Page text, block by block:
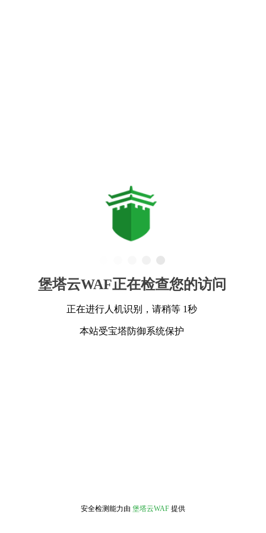
堡塔云WAF正在检查您的访问
正在进行人机识别，请稍等 1秒
本站受宝塔防御系统保护
安全检测能力由 堡塔云WAF 提供